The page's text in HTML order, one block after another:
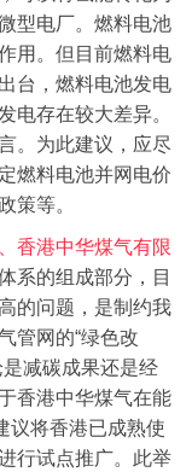
型电厂。 燃料电池
用。但目前燃料电
台，燃料电池发电
电存在较大差异。
。为此建议，应尽
燃料电池并网电价
策等。
香港中华煤气有限
系的组成部分，目
的问题，是制约我
管网的“绿色改
减碳成果还是经
香港中华煤气在能
议将香港已成熟使
行试点推广。此举